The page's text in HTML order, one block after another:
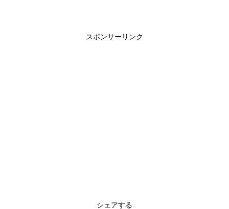
スポンサーリンク
シェアする